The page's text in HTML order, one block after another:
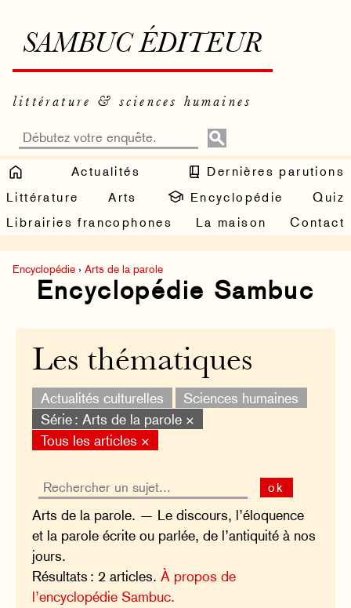
SAMBUC ÉDITEUR
littérature & sciences humaines
Actualités
Dernières parutions
Littérature
Arts Encyclopédie
Quiz
Librairies francophones
La maison Contact
Encyclopédie › Arts de la parole
Encyclopédie Sambuc
Les thématiques
Actualités culturelles
Sciences humaines
Série : Arts de la parole ×
Tous les articles ×
ok
Arts de la parole. — Le discours, l’éloquence
et la parole écrite ou parlée, de l’antiquité à nos
jours.
Résultats : 2 articles.À propos de
l’encyclopédie Sambuc.